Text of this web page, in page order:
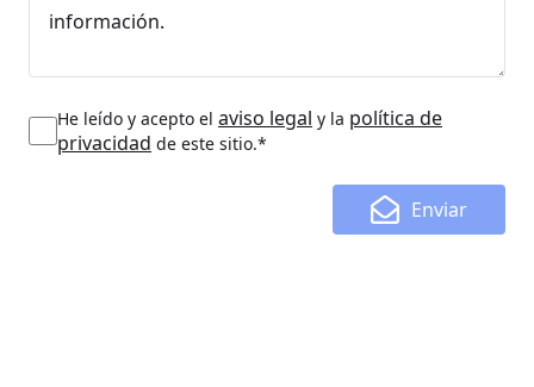
He leído y acepto el aviso legal y la política de
privacidad de este sitio.*
Enviar